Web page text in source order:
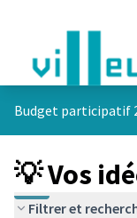
Budget participatif
💡 Vos
Filtrer et